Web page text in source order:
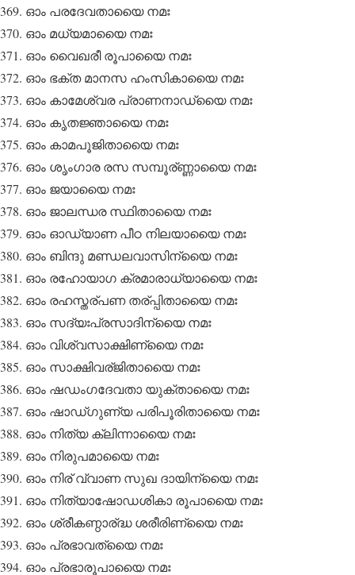
ഓം പരദേവതായൈ നമഃ
ഓം മധ്യമായൈ നമഃ
ഓം വൈഖരീ രൂപായൈ നമഃ
ഓം ഭക്ത മാനസ ഹംസികായൈ നമഃ
ഓം കാമേശ്വര പ്രാണനാഡ്യൈ നമഃ
ഓം കൃതജ്ഞായൈ നമഃ
ഓം കാമപൂജിതായൈ നമഃ
ഓം ശൃംഗാര രസ സമ്പൂര്ണ്ണായൈ നമഃ
ഓം ജയായൈ നമഃ
ഓം ജാലന്ധര സ്ഥിതായൈ നമഃ
ഓം ഓഡ്യാണ പീഠ നിലയായൈ നമഃ
ഓം ബിന്ദു മണ്ഡലവാസിന്യൈ നമഃ
ഓം രഹോയാഗ ക്രമാരാധ്യായൈ നമഃ
ഓം രഹസ്തര്പണ തര്പ്പിതായൈ നമഃ
ഓം സദ്യഃപ്രസാദിന്യൈ നമഃ
ഓം വിശ്വസാക്ഷിണ്യൈ നമഃ
ഓം സാക്ഷിവര്ജിതായൈ നമഃ
ഓം ഷഡംഗദേവതാ യുക്തായൈ നമഃ
ഓം ഷാഡ്ഗുണ്യ പരിപൂരിതായൈ നമഃ
ഓം നിത്യ ക്ലിന്നായൈ നമഃ
ഓം നിരുപമായൈ നമഃ
ഓം നിര് വ്വാണ സുഖ ദായിന്യൈ നമഃ
ഓം നിത്യാഷോഡശികാ രൂപായൈ നമഃ
ഓം ശ്രീകണ്ഠാര്ദ്ധ ശരീരിണ്യൈ നമഃ
ഓം പ്രഭാവത്യൈ നമഃ
ഓം പ്രഭാരൂപായൈ നമഃ